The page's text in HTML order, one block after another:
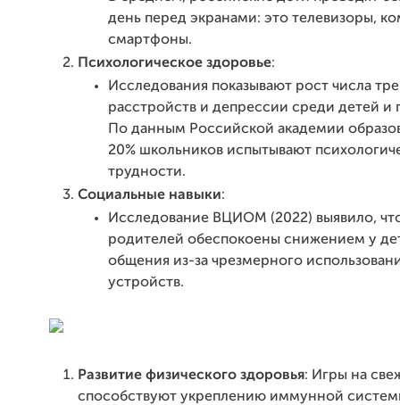
день перед экранами: это телевизоры,
смартфоны.
Психологическое здоровье:
Исследования показывают рост числа
расстройств и депрессии среди детей и
По данным Российской академии
20% школьников испытывают
трудности.
Социальные навыки:
Исследование ВЦИОМ (2022) выявило,
родителей обеспокоены снижением у
общения из-за чрезмерного
устройств.
Развитие физического здоровья: Игры на
способствуют укреплению иммунной